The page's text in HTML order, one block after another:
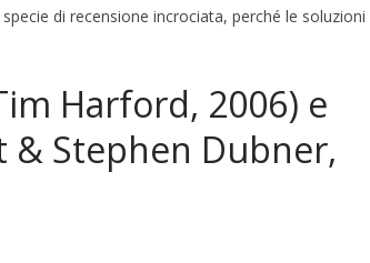
di recensione incrociata, perché le soluzioni
Harford, 2006) e
& Stephen Dubner,